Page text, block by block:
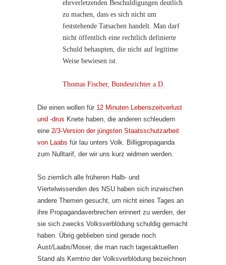
ehrverletzenden Beschuldigungen deutlich
zu machen, dass es sich nicht um
feststehende Tatsachen handelt. Man darf
nicht öffentlich eine rechtlich definierte
Schuld behaupten, die nicht auf legitime
Weise bewiesen ist.
Thomas Fischer, Bundesrichter a.D.
Die einen wollen für 12 Minuten Lebenszeitverlust
und -drus Knete haben, die anderen schleudern
eine 2/3-Version der jüngsten Staatsschutzarbeit
von Laabs für lau unters Volk. Billigpropaganda
zum Nulltarif, der wir uns kurz widmen werden.
So ziemlich alle früheren Halb- und
Viertelwissenden des NSU haben sich inzwischen
andere Themen gesucht, um nicht eines Tages an
ihre Propa­gan­da­­verbrechen erinnert zu werden, der
sie sich zwecks Volksverblödung schuldig gemacht
haben. Übrig geblieben sind gerade noch
Aust/Laabs/Moser, die man nach tagesaktuellen
Stand als Kerntrio der Volksverblödung bezeichnen